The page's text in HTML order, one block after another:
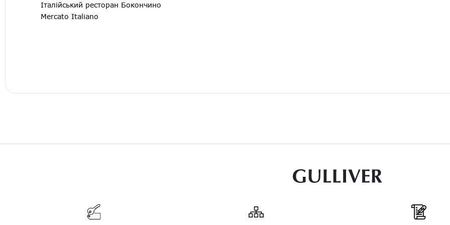
Італійський ресторан Бокончино
Mercato Italiano